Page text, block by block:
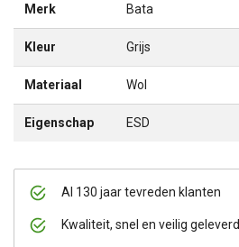
Al 130 jaar tevreden klanten
Kwaliteit, snel en veilig geleverd
Merk Bata
Kleur Grijs
Materiaal Wol
Eigenschap ESD